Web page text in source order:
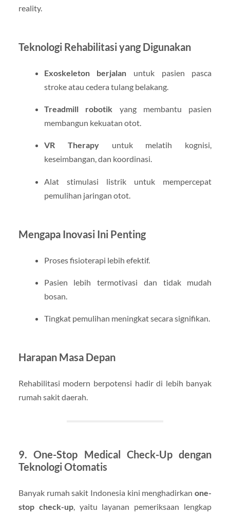
reality.
Teknologi Rehabilitasi yang Digunakan
Exoskeleton berjalan untuk pasien pasca
stroke atau cedera tulang belakang.
Treadmill robotik yang membantu pasien
membangun kekuatan otot.
VR Therapyuntuk melatih kognisi,
keseimbangan, dan koordinasi.
Alat stimulasi listrik untuk mempercepat
pemulihan jaringan otot.
Mengapa Inovasi Ini Penting
Proses fisioterapi lebih efektif.
Pasien lebih termotivasi dan tidak mudah
bosan.
Tingkat pemulihan meningkat secara signifikan.
Harapan Masa Depan
Rehabilitasi modern berpotensi hadir di lebih banyak
rumah sakit daerah.
9. One-Stop Medical Check-Up dengan
Teknologi Otomatis
Banyak rumah sakit Indonesia kini menghadirkanone-
stop check-up, yaitu layanan pemeriksaan lengkap